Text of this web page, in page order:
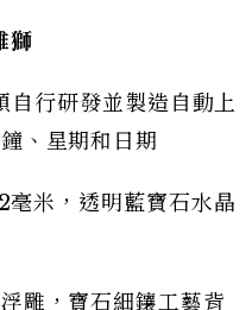
獅
行研發並製造自動上
、星期和日期
米，透明藍寶石水晶
雕，寶石細鑲工藝背